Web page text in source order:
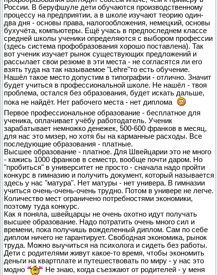
России. В беруфшуле дети обучаются производственному
процессу на предприятии, а в школе изучают теорию один-
два дня - основы права, налогообложения, немецкий, основы
бухучёта, компьютеры. Ещё учась в предпоследнем классе
средней школы ученики определяются с выбором профессии
(здесь система профобразования хорошо поставлена). Так
вот ученик изучает рынок существующих предложений и
рассылает свои резюме в эти места - не согласятся ли его
взять туда на так называемое "Lehre"то есть обучение.
Нашёл такое место допустим в типографии - отлично. Значит
будет учиться в профессиональной школе. Не нашёл - твоя
проблема, остался без образования, будет искать дальше,
пока не найдёт. Нет рабочего места - нет диплома
Первое профессиональное образование - бесплатное для
ученика, оплачивает учёбу работодатель. Ученик
зарабатывает немножко денежек, 500-600 франков в месяц,
для нас это мизер, но хотя бы на карманные расходы. Все
последующие образования - платные.
Высшее образование - платное. Для Швейцарии это не много
- кажись 1000 франков в семестр, вообще почти даром. Но
"пробиться" в университет не просто - сначала надо пройти
конкурс в гимназию и получить документ, который называется
здесь у нас "матура". Нет матуры - нет универа. В гимназии
учиться очень-очень-очень трудно. Потом в универе не легче.
Количество мест ограничено потребностями экономики,
поэтому туда конкурс.
Как я поняла, швейцарцы не очень охотно идут получать
высшее образование. Надо потратить очень много сил и
времени, пока получишь вожделенный диплом. Сам по себе
диплом ничего не гарантирует. Свободная экономика, рынок
труда. Можно выучиться на психолога и сидеть без работы.
Дети с родителями живут какое-то время, чтобы экономить
деньги на квартплате и путешествовать по миру - у нас это
модно
Не знаю, когда съезжают от родителей - у меня